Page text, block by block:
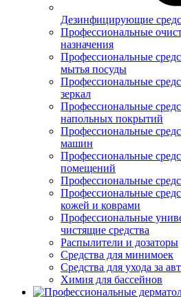
Дезинфицирующие
Профессиональные
назначения
Профессиональные
мытья посуды
Профессиональные
зеркал
Профессиональные
напольных покрытий
Профессиональные
машин
Профессиональные
помещений
Профессиональные
Профессиональные
кожей и коврами
Профессиональные
чистящие средства
Распылители и дозаторы
Средства для минимоек
Средства для ухода за
Химия для бассейнов